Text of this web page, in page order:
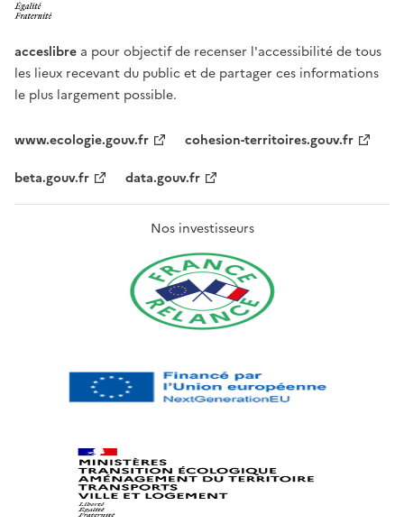
acceslibre a pour objectif de recenser l'accessibilité de tous
les lieux recevant du public et de partager ces informations
le plus largement possible.
www.ecologie.gouv.fr
cohesion-territoires.gouv.fr
beta.gouv.fr
data.gouv.fr
Nos investisseurs